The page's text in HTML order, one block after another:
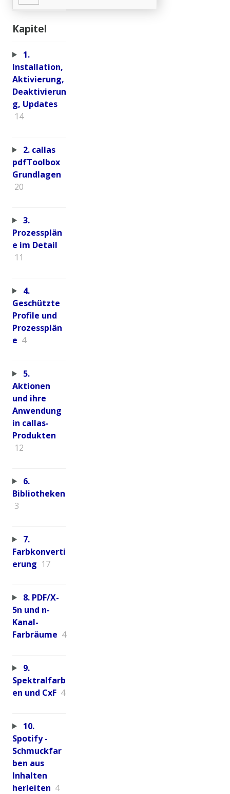
Kapitel
1.
Installation,
Aktivierung,
Deaktivierun
g, Updates
14
2. callas
pdfToolbox
Grundlagen
20
3.
Prozessplän
e im Detail
11
4.
Geschützte
Profile und
Prozessplän
e 4
5.
Aktionen
und ihre
Anwendung
in callas-
Produkten
12
6.
Bibliotheken
3
7.
Farbkonverti
erung 17
8. PDF/X-
5n und n-
Kanal-
Farbräume 4
9.
Spektralfarb
en und CxF 4
10.
Spotify -
Schmuckfar
ben aus
Inhalten
herleiten 4